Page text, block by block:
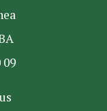
09